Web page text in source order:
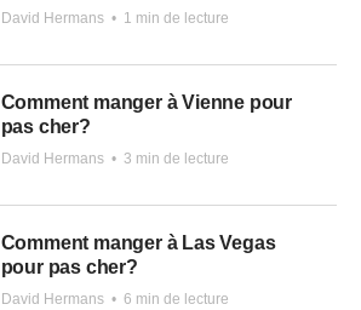
David Hermans • 1 min de lecture
Comment manger à Vienne pour
pas cher?
David Hermans • 3 min de lecture
Comment manger à Las Vegas
pour pas cher?
David Hermans • 6 min de lecture